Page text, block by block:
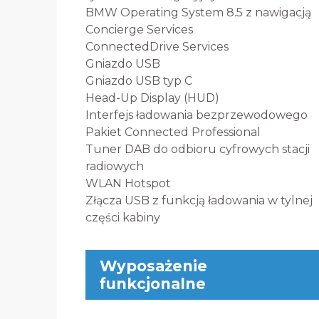
BMW Operating System 8.5 z nawigacją
Concierge Services
ConnectedDrive Services
Gniazdo USB
Gniazdo USB typ C
Head-Up Display (HUD)
Interfejs ładowania bezprzewodowego
Pakiet Connected Professional
Tuner DAB do odbioru cyfrowych stacji
radiowych
WLAN Hotspot
Złącza USB z funkcją ładowania w tylnej
części kabiny
Wyposażenie
funkcjonalne